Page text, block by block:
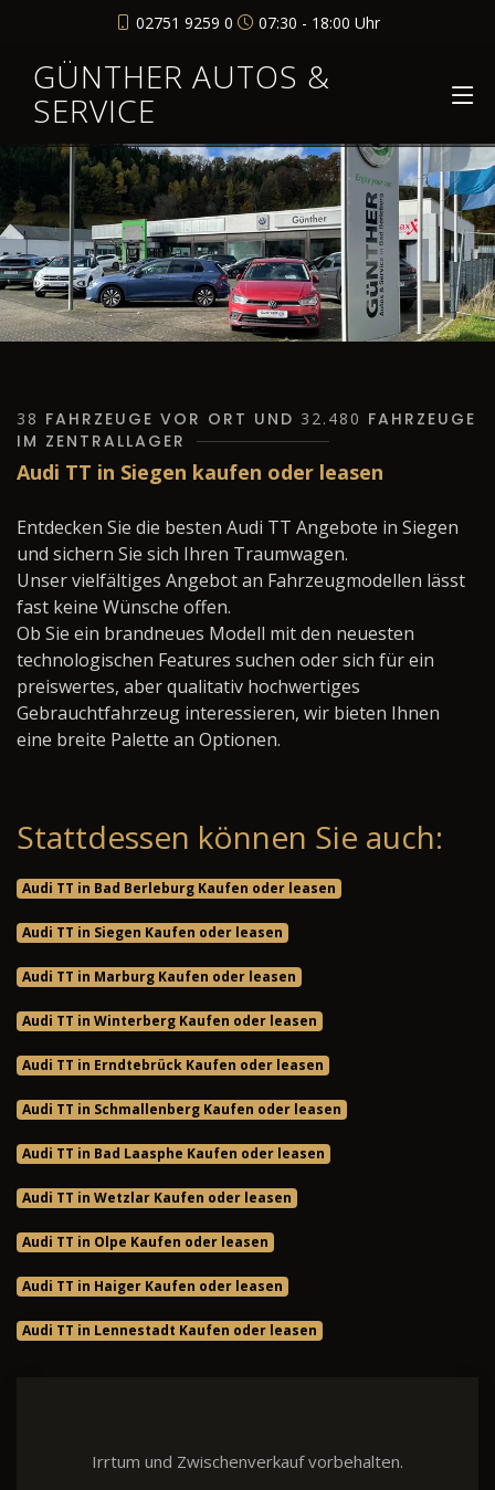
02751 9259 0 07:30 - 18:00 Uhr
GÜNTHER AUTOS &
SERVICE
38 FAHRZEUGE VOR ORT UND 32.480 FAHRZEUGE
IM ZENTRALLAGER
Audi TT in Siegen kaufen oder leasen
Entdecken Sie die besten Audi TT Angebote in Siegen
und sichern Sie sich Ihren Traumwagen.
Unser vielfältiges Angebot an Fahrzeugmodellen lässt
fast keine Wünsche offen.
Ob Sie ein brandneues Modell mit den neuesten
technologischen Features suchen oder sich für ein
preiswertes, aber qualitativ hochwertiges
Gebrauchtfahrzeug interessieren, wir bieten Ihnen
eine breite Palette an Optionen.
Stattdessen können Sie auch:
Audi TT in Bad Berleburg Kaufen oder leasen
Audi TT in Siegen Kaufen oder leasen
Audi TT in Marburg Kaufen oder leasen
Audi TT in Winterberg Kaufen oder leasen
Audi TT in Erndtebrück Kaufen oder leasen
Audi TT in Schmallenberg Kaufen oder leasen
Audi TT in Bad Laasphe Kaufen oder leasen
Audi TT in Wetzlar Kaufen oder leasen
Audi TT in Olpe Kaufen oder leasen
Audi TT in Haiger Kaufen oder leasen
Audi TT in Lennestadt Kaufen oder leasen
Irrtum und Zwischenverkauf vorbehalten.